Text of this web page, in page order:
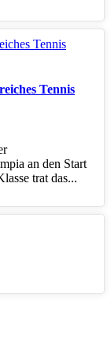
Tennis
an den Start
trat das...